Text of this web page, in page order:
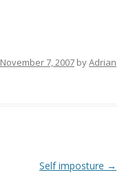
November 7, 2007 byAdrian
Self imposture →